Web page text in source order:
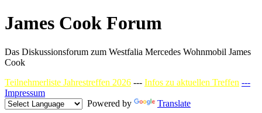
James Cook Forum
Das Diskussionsforum zum Westfalia Mercedes Wohnmobil James
Cook
Teilnehmerliste Jahrestreffen 2026 --- Infos zu aktuellen Treffen ---
Impressum
Powered by
Translate